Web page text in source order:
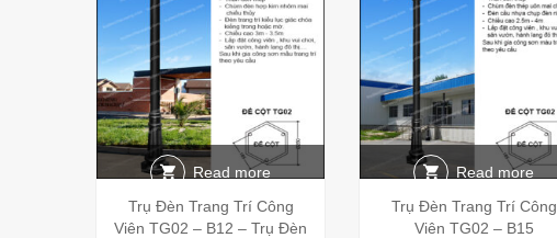
Read more
Trụ Đèn Trang Trí Công
Viên TG02 – B12 – Trụ Đèn
Read more
Trụ Đèn Trang Trí Công
Viên TG02 – B15